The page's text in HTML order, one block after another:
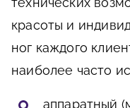
красоты и
ног каждого
наиболее часто
аппаратный